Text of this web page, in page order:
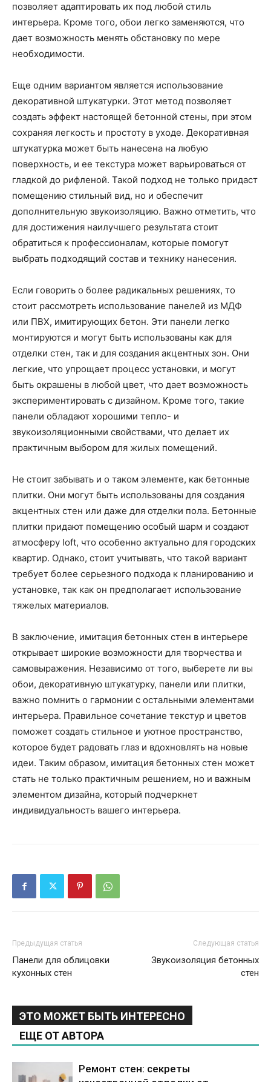
позволяет адаптировать их под любой стиль
интерьера. Кроме того, обои легко заменяются, что
дает возможность менять обстановку по мере
необходимости.
Еще одним вариантом является использование
декоративной штукатурки. Этот метод позволяет
создать эффект настоящей бетонной стены, при этом
сохраняя легкость и простоту в уходе. Декоративная
штукатурка может быть нанесена на любую
поверхность, и ее текстура может варьироваться от
гладкой до рифленой. Такой подход не только придаст
помещению стильный вид, но и обеспечит
дополнительную звукоизоляцию. Важно отметить, что
для достижения наилучшего результата стоит
обратиться к профессионалам, которые помогут
выбрать подходящий состав и технику нанесения.
Если говорить о более радикальных решениях, то
стоит рассмотреть использование панелей из МДФ
или ПВХ, имитирующих бетон. Эти панели легко
монтируются и могут быть использованы как для
отделки стен, так и для создания акцентных зон. Они
легкие, что упрощает процесс установки, и могут
быть окрашены в любой цвет, что дает возможность
экспериментировать с дизайном. Кроме того, такие
панели обладают хорошими тепло- и
звукоизоляционными свойствами, что делает их
практичным выбором для жилых помещений.
Не стоит забывать и о таком элементе, как бетонные
плитки. Они могут быть использованы для создания
акцентных стен или даже для отделки пола. Бетонные
плитки придают помещению особый шарм и создают
атмосферу loft, что особенно актуально для городских
квартир. Однако, стоит учитывать, что такой вариант
требует более серьезного подхода к планированию и
установке, так как он предполагает использование
тяжелых материалов.
В заключение, имитация бетонных стен в интерьере
открывает широкие возможности для творчества и
самовыражения. Независимо от того, выберете ли вы
обои, декоративную штукатурку, панели или плитки,
важно помнить о гармонии с остальными элементами
интерьера. Правильное сочетание текстур и цветов
поможет создать стильное и уютное пространство,
которое будет радовать глаз и вдохновлять на новые
идеи. Таким образом, имитация бетонных стен может
стать не только практичным решением, но и важным
элементом дизайна, который подчеркнет
индивидуальность вашего интерьера.
Предыдущая статья
Панели для облицовки
кухонных стен
Следующая статья
Звукоизоляция бетонных
стен
ЭТО МОЖЕТ БЫТЬ ИНТЕРЕСНО
ЕЩЕ ОТ АВТОРА
Ремонт стен: секреты